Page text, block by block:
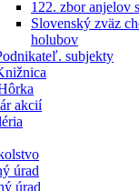
122. zbor anjelov
Slovenský zväz
holubov
subjekty
akcií
úrad
úrad